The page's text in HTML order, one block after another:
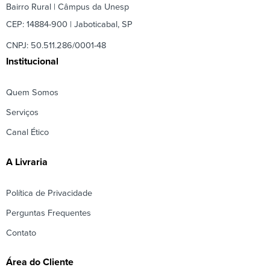
Bairro Rural | Câmpus da Unesp
CEP: 14884-900 | Jaboticabal, SP
CNPJ: 50.511.286/0001-48
Institucional
Quem Somos
Serviços
Canal Ético
A Livraria
Política de Privacidade
Perguntas Frequentes
Contato
Área do Cliente